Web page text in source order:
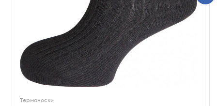
Термоноски